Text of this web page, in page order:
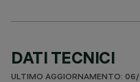
DATI TECNICI
ULTIMO AGGIORNAMENTO: